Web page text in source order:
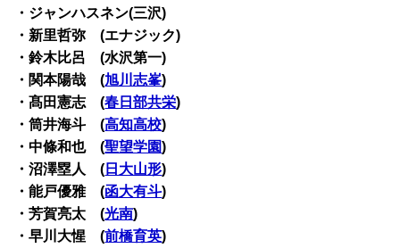
・ジャンハスネン(三沢)
・新里哲弥 (エナジック)
・鈴木比呂 (水沢第一)
・関本陽哉 (旭川志峯)
・髙田憲志 (春日部共栄)
・筒井海斗 (高知高校)
・中條和也 (聖望学園)
・沼澤塁人 ( 日大山形)
・能戸優雅 (函大有斗)
・芳賀亮太 (光南)
・早川大惺 (前橋育英)